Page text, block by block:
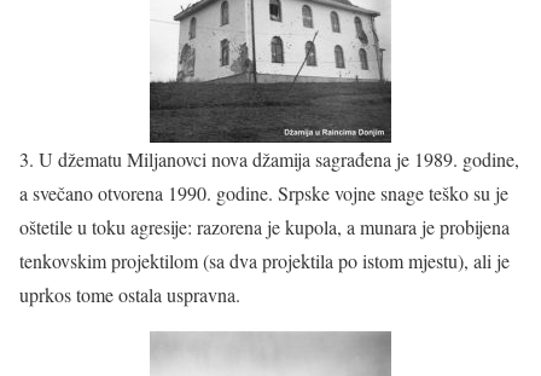
3. U džematu Miljanovci nova džamija sagrađena je 1989. godine,
a svečano otvorena 1990. godine. Srpske vojne snage teško su je
oštetile u toku agresije: razorena je kupola, a munara je probijena
tenkovskim projektilom (sa dva projektila po istom mjestu), ali je
uprkos tome ostala uspravna.